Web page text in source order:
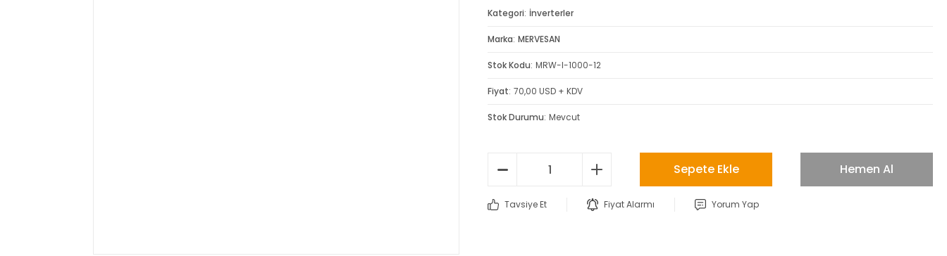
Kategori İnverterler
Marka MERVESAN
Stok Kodu MRW-I-1000-12
Fiyat 70,00 USD + KDV
Stok Durumu Mevcut
Sepete Ekle Hemen Al
Tavsiye Et Fiyat Alarmı Yorum Yap